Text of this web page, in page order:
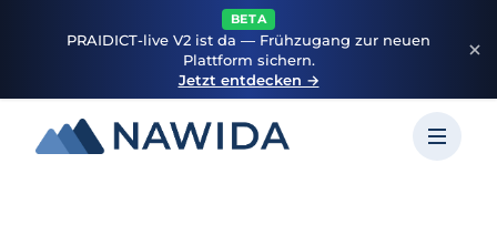
BETA
PRAIDICT-live V2 ist da — Frühzugang zur neuen
Plattform sichern.
Jetzt entdecken →